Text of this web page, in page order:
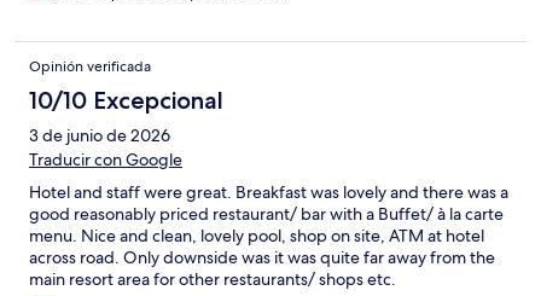
Opinión verificada
10/10 Excepcional
3 de junio de 2026
Traducir con Google
Hotel and staff were great. Breakfast was lovely and there was a
good reasonably priced restaurant/ bar with a Buffet/ à la carte
menu. Nice and clean, lovely pool, shop on site, ATM at hotel
across road. Only downside was it was quite far away from the
main resort area for other restaurants/ shops etc.